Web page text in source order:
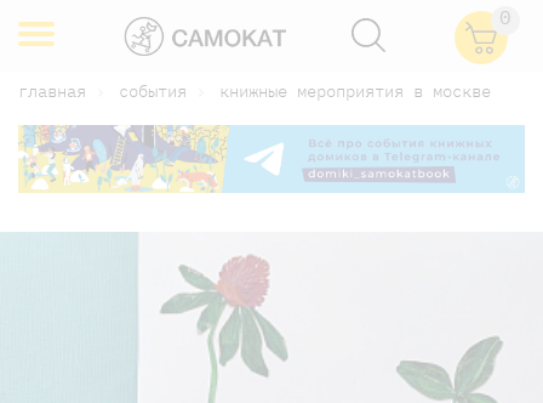
0
главная события книжные мероприятия в москве